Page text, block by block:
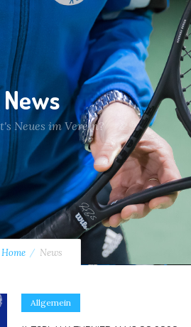
News
Neues im Verein?
Home News
Allgemein